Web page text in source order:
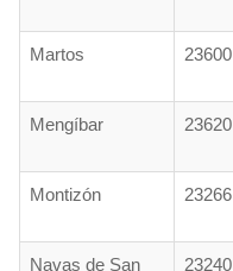
Martos 23600
Mengíbar 23620
Montizón 23266
Navas de San 23240